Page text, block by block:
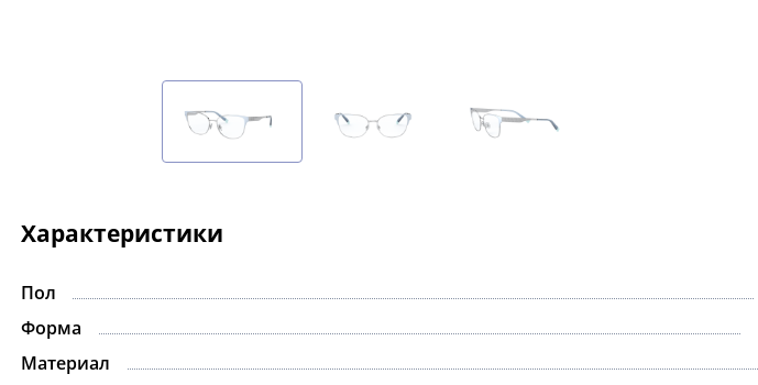
Характеристики
Пол
Форма
Материал